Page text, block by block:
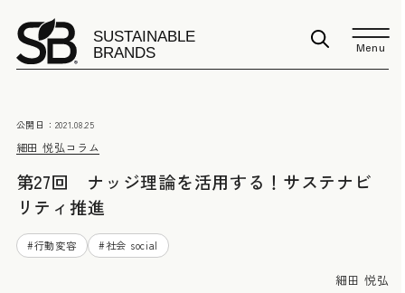
Menu
細田 悦弘コラム
公開日： 2021.08.25
第27回 ナッジ理論を活用する！サステナビ
リティ推進
#行動変容 #社会 social
細田 悦弘